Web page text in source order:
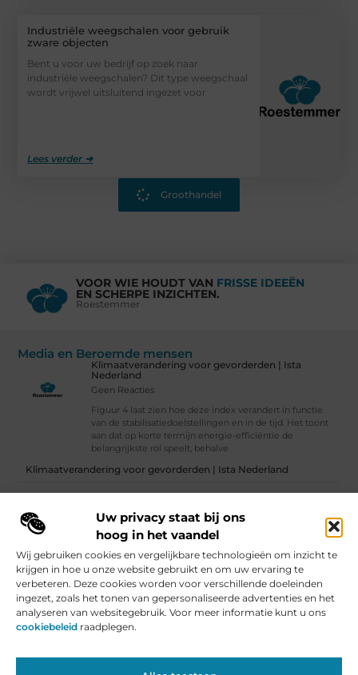
Uw privacy staat bij ons
hoog in het vaandel
Wij gebruiken cookies en vergelijkbare technologieën om inzicht te
krijgen in hoe u onze website gebruikt en om uw ervaring te
verbeteren. Deze cookies worden voor verschillende doeleinden
ingezet, zoals het tonen van gepersonaliseerde advertenties en het
analyseren van websitegebruik. Voor meer informatie kunt u ons
cookiebeleid raadplegen.
Industriële weegschalen voor gebruik
zware objecten
Bent u voor uw bedrijf op zoek naar
industriële weegschalen? Dit type weegschaal
wordt vrijwel uitsluitend ingezet voor
Lees verder ➜
Groothandel
VOOR WIE HOUDT VAN FRISSE IDEEËN
EN SCHERPE INZICHTEN.
Roestemmer
Media en Beroemde mensen
Klimaatverandering voor gevorderden | Ista
Nederland
Geen Reacties
Figuur 4 laat zien hoe deze index verandert in functie
van de stabilisatiedoelstellingen en in de tijd. Het toont
aan dat op korte termijn energie-efficiëntie de
belangrijkste rol speelt, behalve
Klimaatverandering voor gevorderden | Ista Nederland
Vind Ons Hier :
Beroemdheden Uit de Media Partners Over ons Ons team
Contact Artikel publiceren